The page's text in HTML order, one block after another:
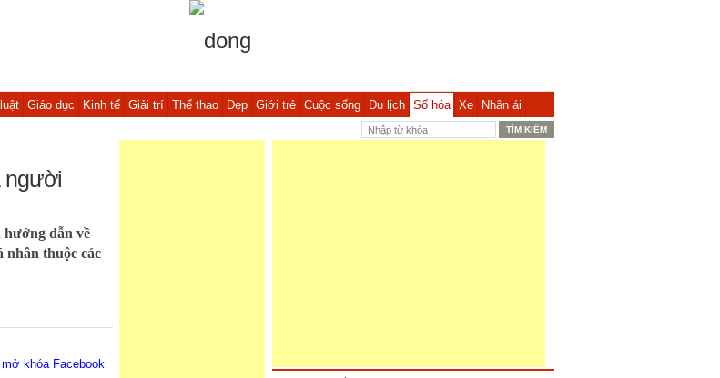
Giáo dục Kinh tế Giải trí Thể thao Đẹp Giới trẻ Cuộc sống Du lịch Số hóa Xe Nhân ái
người
hướng dẫn về
nhân thuộc các
khóa Facebook